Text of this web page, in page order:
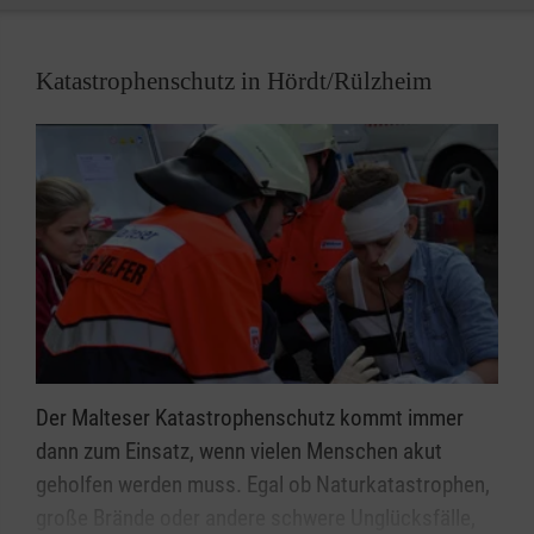
Katastrophenschutz in Hördt/Rülzheim
Der Malteser Katastrophenschutz kommt immer
dann zum Einsatz, wenn vielen Menschen akut
geholfen werden muss. Egal ob Naturkatastrophen,